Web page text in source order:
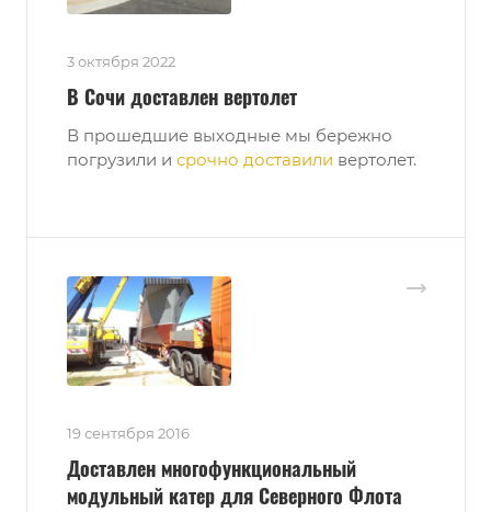
3 октября 2022
В Сочи доставлен вертолет
В прошедшие выходные мы бережно
погрузили и срочно доставили вертолет.
19 сентября 2016
Доставлен многофункциональный
модульный катер для Северного Флота